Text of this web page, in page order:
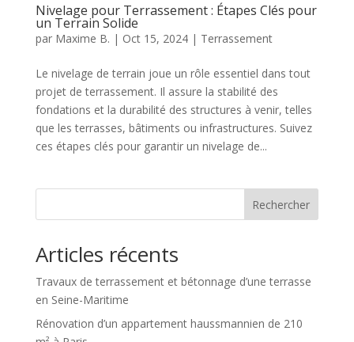
Nivelage pour Terrassement : Étapes Clés pour
un Terrain Solide
par Maxime B. | Oct 15, 2024| Terrassement
Le nivelage de terrain joue un rôle essentiel dans tout
projet de terrassement. Il assure la stabilité des
fondations et la durabilité des structures à venir, telles
que les terrasses, bâtiments ou infrastructures. Suivez
ces étapes clés pour garantir un nivelage de...
Rechercher
Articles récents
Travaux de terrassement et bétonnage d’une terrasse
en Seine-Maritime
Rénovation d’un appartement haussmannien de 210